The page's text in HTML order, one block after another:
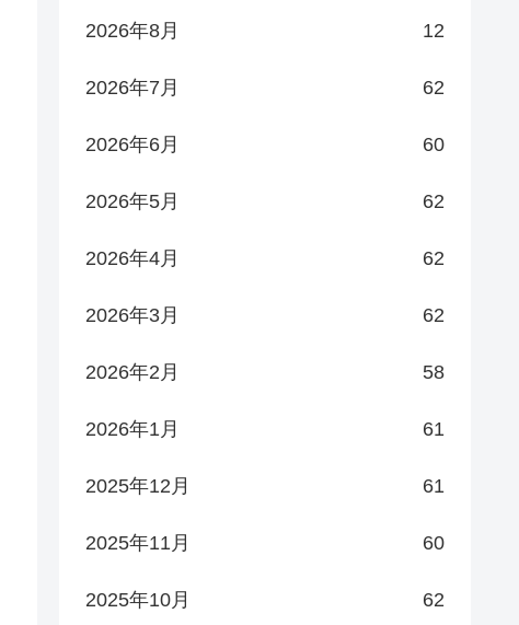
2026年8月 12
2026年7月 62
2026年6月 60
2026年5月 62
2026年4月 62
2026年3月 62
2026年2月 58
2026年1月 61
2025年12月 61
2025年11月 60
2025年10月 62